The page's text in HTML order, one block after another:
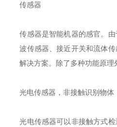
传感器
传感器是智能机器的感官。
波传感器、接近开关和流体
解决方案。除了多种功能原理
光电传感器，非接触识别物体
光电传感器可以非接触方式